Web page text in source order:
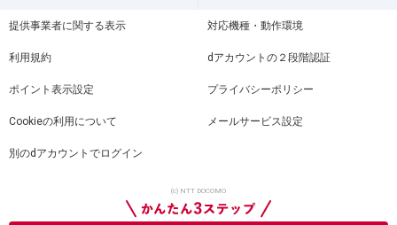
提供事業者に関する表示 対応機種・動作環境
利用規約 dアカウントの２段階認証
ポイント表示設定 プライバシーポリシー
Cookieの利用について メールサービス設定
別のdアカウントでログイン
(c) NTT DOCOMO